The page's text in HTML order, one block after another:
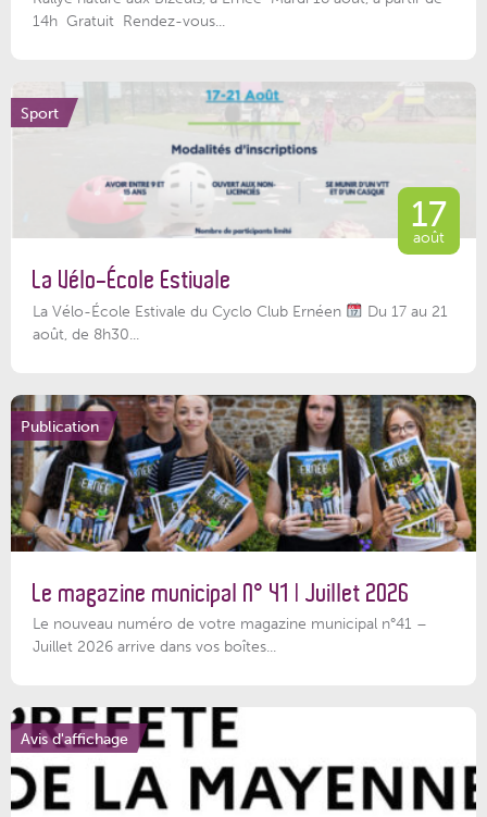
14h Gratuit Rendez-vous...
Sport
17
août
La Vélo-École Estivale
La Vélo-École Estivale du Cyclo Club Ernéen
Du 17 au 21
août, de 8h30...
Publication
Le magazine municipal N° 41 | Juillet 2026
Le nouveau numéro de votre magazine municipal n°41 –
Juillet 2026 arrive dans vos boîtes...
Avis d'affichage